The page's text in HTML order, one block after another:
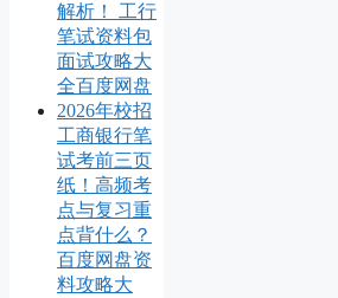
解析！ 工行
笔试资料包
面试攻略大
全百度网盘
2026年校招
工商银行笔
试考前三页
纸！高频考
点与复习重
点背什么？
百度网盘资
料攻略大